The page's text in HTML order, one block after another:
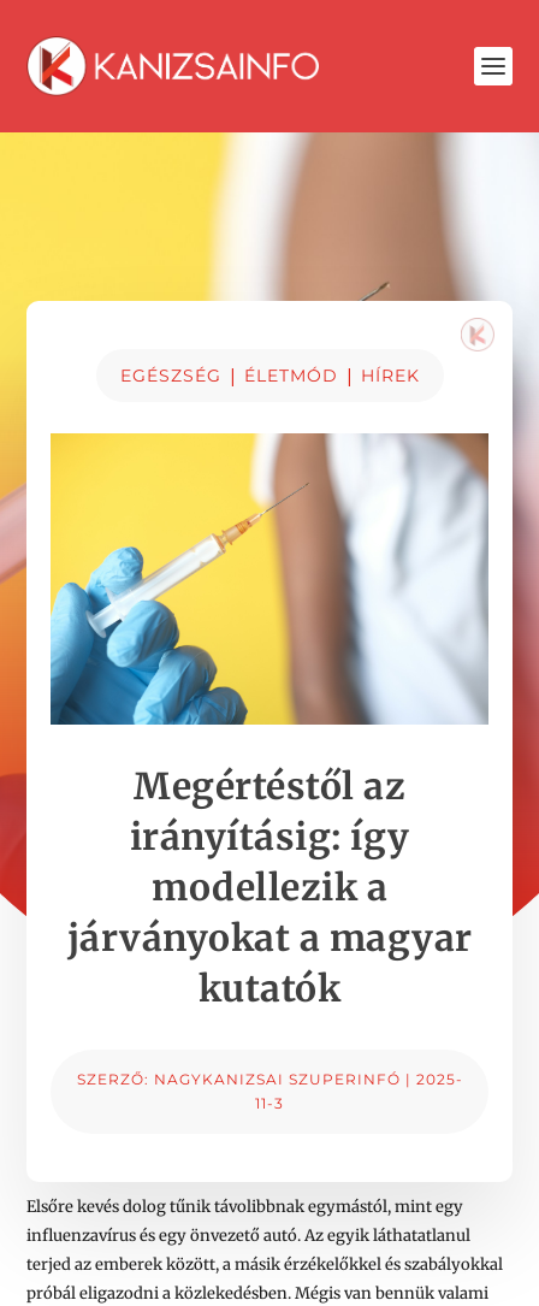
EGÉSZSÉG | ÉLETMÓD | HÍREK
Megértéstől az
irányításig: így
modellezik a
járványokat a magyar
kutatók
SZERZŐ: NAGYKANIZSAI SZUPERINFÓ | 2025-
11-3
Elsőre kevés dolog tűnik távolibbnak egymástól, mint egy
influenzavírus és egy önvezető autó. Az egyik láthatatlanul
terjed az emberek között, a másik érzékelőkkel és szabályokkal
próbál eligazodni a közlekedésben. Mégis van bennük valami